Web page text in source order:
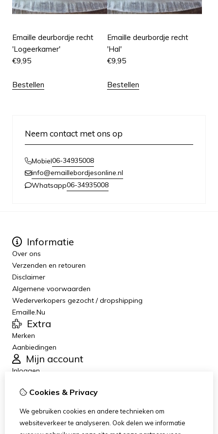
Emaille deurbordje recht
'Logeerkamer'
€9,95
Bestellen
Emaille deurbordje recht
'Hal'
€9,95
Bestellen
Neem contact met ons op
Mobiel06-34935008
info@emaillebordjesonline.nl
Whatsapp06-34935008
Informatie
Over ons
Verzenden en retouren
Disclaimer
Algemene voorwaarden
Wederverkopers gezocht / dropshipping
Emaille.Nu
Extra
Merken
Aanbiedingen
Mijn account
Inloggen
Verlanglijst
Klantenservice
Cookies & Privacy
We gebruiken cookies en andere technieken om
websiteverkeer te analyseren. Ook delen we informatie